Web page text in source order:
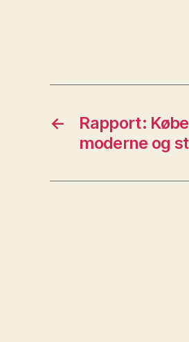
←
Rapport:
moderne og